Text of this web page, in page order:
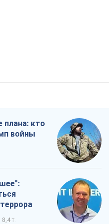
плана: кто
войны
8,4 т.